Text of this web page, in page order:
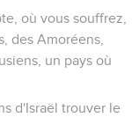
où vous souffrez,
des Amoréens,
un pays où
d'Israël trouver le